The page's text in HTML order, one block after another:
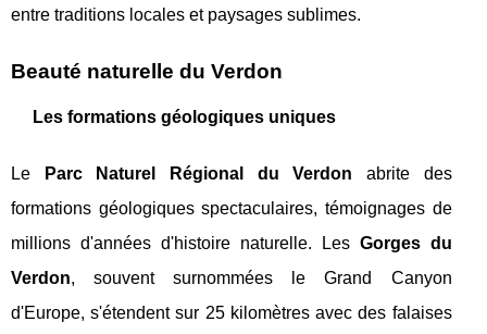
entre traditions locales et paysages sublimes.
Beauté naturelle du Verdon
Les formations géologiques uniques
Le Parc Naturel Régional du Verdon abrite des
formations géologiques spectaculaires, témoignages de
millions d'années d'histoire naturelle. Les Gorges du
Verdon, souvent surnommées le Grand Canyon
d'Europe, s'étendent sur 25 kilomètres avec des falaises